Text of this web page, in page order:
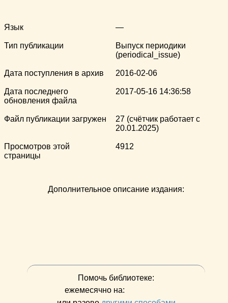
Язык —
Тип публикации
Выпуск периодики
(periodical_issue)
Дата поступления в архив 2016-02-06
Дата последнего
обновления файла
2017-05-16 14:36:58
Файл публикации загружен
27 (счётчик работает с
20.01.2025)
Просмотров этой
страницы
4912
Дополнительное описание издания:
Помочь библиотеке:
ежемесячно на: